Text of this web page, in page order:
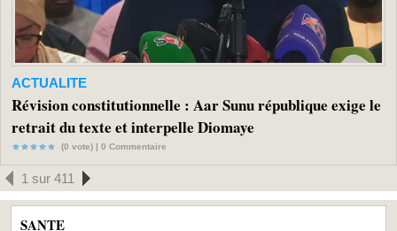
ACTUALITE
Révision constitutionnelle : Aar Sunu république exige le
retrait du texte et interpelle Diomaye
(0 vote) | 0 Commentaire
1 sur 411
SANTE